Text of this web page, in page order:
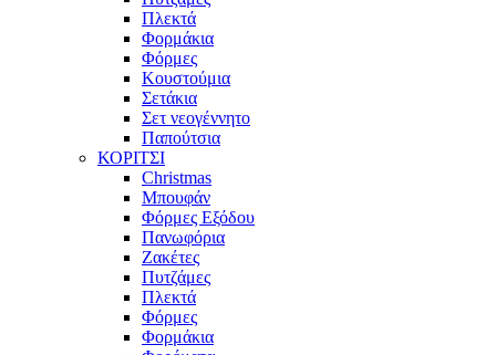
Πλεκτά
Φορμάκια
Φόρμες
Κουστούμια
Σετάκια
Σετ νεογέννητο
Παπούτσια
ΚΟΡΙΤΣΙ
Christmas
Μπουφάν
Φόρμες Εξόδου
Πανωφόρια
Ζακέτες
Πυτζάμες
Πλεκτά
Φόρμες
Φορμάκια